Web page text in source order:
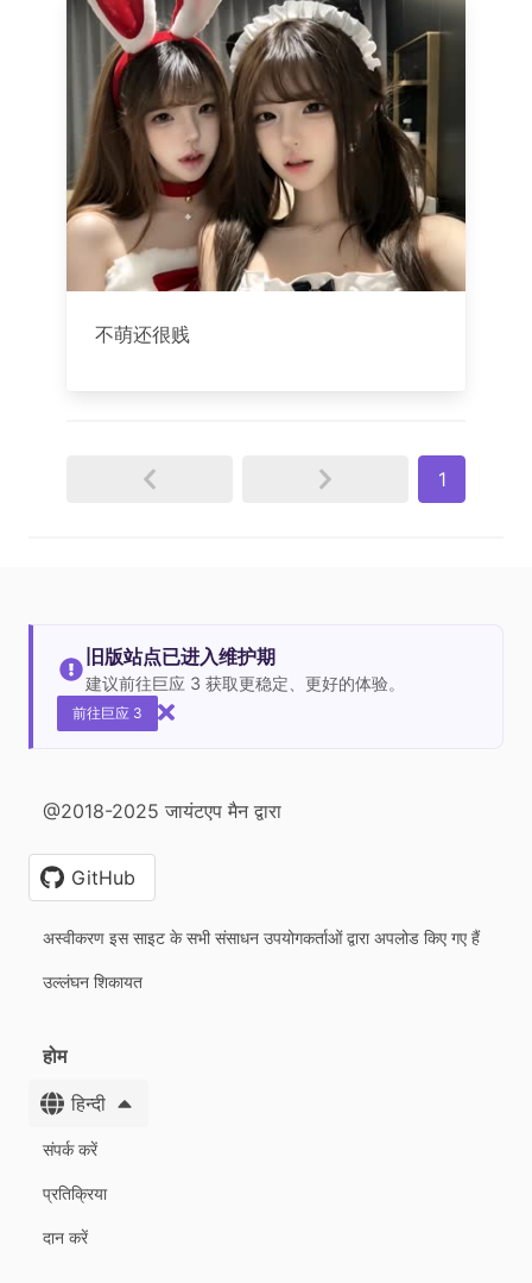
不萌还很贱
1
旧版站点已进入维护期
建议前往巨应 3 获取更稳定、更好的体验。
前往巨应 3
@2018-2025 जायंटएप मैन द्वारा
GitHub
अस्वीकरण इस साइट के सभी संसाधन उपयोगकर्ताओं द्वारा अपलोड किए गए हैं
उल्लंघन शिकायत
होम
हिन्दी
संपर्क करें
प्रतिक्रिया
दान करें